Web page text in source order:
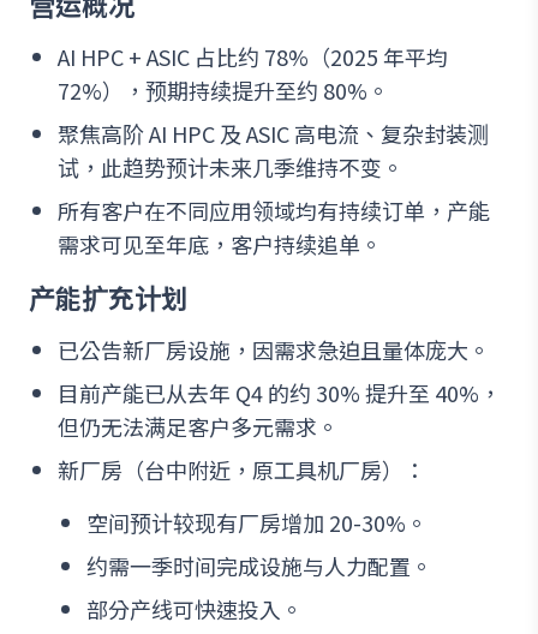
AI HPC + ASIC 占比约 78%（2025 年平均
72%），预期持续提升至约 80%。
聚焦高阶 AI HPC 及 ASIC 高电流、复杂封装测
试，此趋势预计未来几季维持不变。
所有客户在不同应用领域均有持续订单，产能
需求可见至年底，客户持续追单。
产能扩充计划
已公告新厂房设施，因需求急迫且量体庞大。
目前产能已从去年 Q4 的约 30% 提升至 40%，
但仍无法满足客户多元需求。
新厂房（台中附近，原工具机厂房）：
空间预计较现有厂房增加 20-30%。
约需一季时间完成设施与人力配置。
部分产线可快速投入。